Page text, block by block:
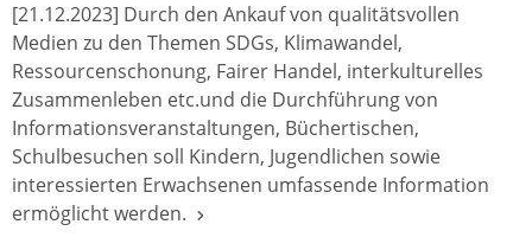
[21.12.2023] Durch den Ankauf von qualitätsvollen
Medien zu den Themen SDGs, Klimawandel,
Ressourcenschonung, Fairer Handel, interkulturelles
Zusammenleben etc.und die Durchführung von
Informationsveranstaltungen, Büchertischen,
Schulbesuchen soll Kindern, Jugendlichen sowie
interessierten Erwachsenen umfassende Information
ermöglicht werden.